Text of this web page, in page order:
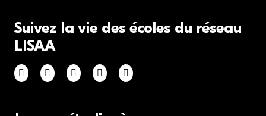
Suivez la vie des écoles du réseau
LISAA